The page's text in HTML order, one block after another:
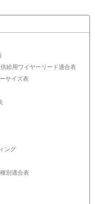
給用ワイヤーリード適合表
サイズ表
ング
別適合表